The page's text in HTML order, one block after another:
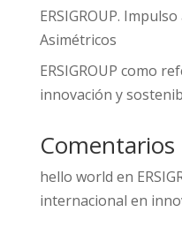
ERSIGROUP.
Asimétricos
ERSIGROUP como
innovación y
hello world en
internacional en